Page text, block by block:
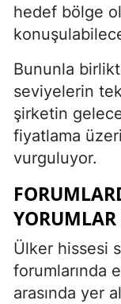
hedef bölge
Bununla
seviyelerin tek
şirketin
fiyatlama
vurguluyor.
Ülker hissesi
forumlarında
arasında yer